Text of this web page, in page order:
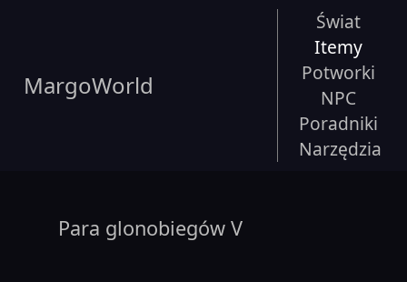
MargoWorld
Świat
Itemy
Potworki
NPC
Poradniki
Narzędzia
Para glonobiegów V